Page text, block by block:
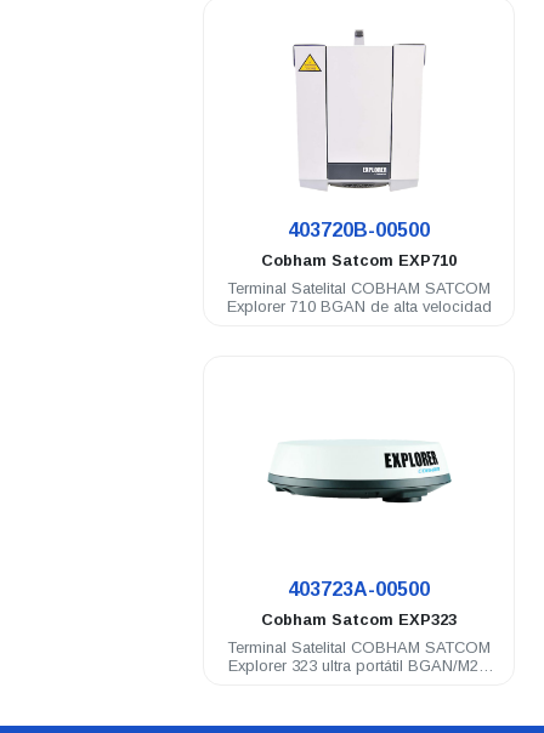
403720B-00500
Cobham Satcom EXP710
Terminal Satelital COBHAM SATCOM
Explorer 710 BGAN de alta velocidad
403723A-00500
Cobham Satcom EXP323
Terminal Satelital COBHAM SATCOM
Explorer 323 ultra portátil BGAN/M2M